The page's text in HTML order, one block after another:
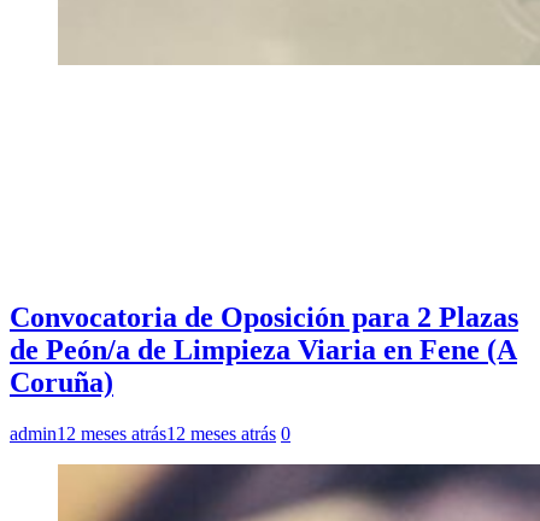
Convocatoria de Oposición para 2 Plazas
de Peón/a de Limpieza Viaria en Fene (A
Coruña)
admin12 meses atrás12 meses atrás 0